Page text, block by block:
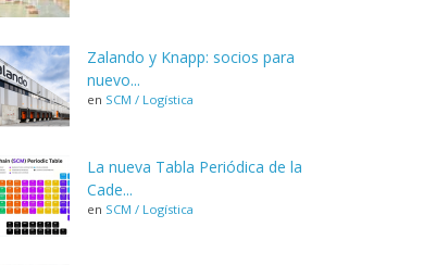
Zalando y Knapp: socios para
nuevo...
en SCM / Logística
La nueva Tabla Periódica de la
Cade...
en SCM / Logística